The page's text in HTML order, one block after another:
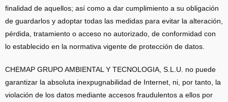
finalidad de aquellos; así como a dar cumplimiento a su obligación
de guardarlos y adoptar todas las medidas para evitar la alteración,
pérdida, tratamiento o acceso no autorizado, de conformidad con
lo establecido en la normativa vigente de protección de datos.
CHEMAP GRUPO AMBIENTAL Y TECNOLOGIA, S.L.U. no puede
garantizar la absoluta inexpugnabilidad de Internet, ni, por tanto, la
violación de los datos mediante accesos fraudulentos a ellos por